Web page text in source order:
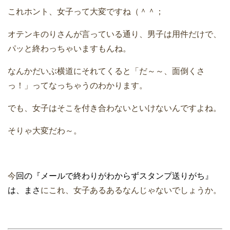
これホント、女子って大変ですね（＾＾；
オテンキのりさんが言っている通り、男子は用件だけで、
パッと終わっちゃいますもんね。
なんかだいぶ横道にそれてくると「だ～～、面倒くさ
っ！」ってなっちゃうのわかります。
でも、女子はそこを付き合わないといけないんですよね。
そりゃ大変だわ～。
今回の『メールで終わりがわからずスタンプ送りがち』
は、まさ にこれ、女子あるあるなんじゃないでしょうか。